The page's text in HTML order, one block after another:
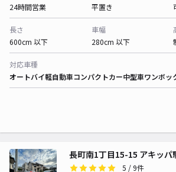
24時間営業
平置き
長さ
600cm 以下
車幅
280cm 以下
対応車種
オートバイ軽自動車コンパクトカー中型車ワンボッ
長町南1丁目15-15 アキッパ
5 / 9件